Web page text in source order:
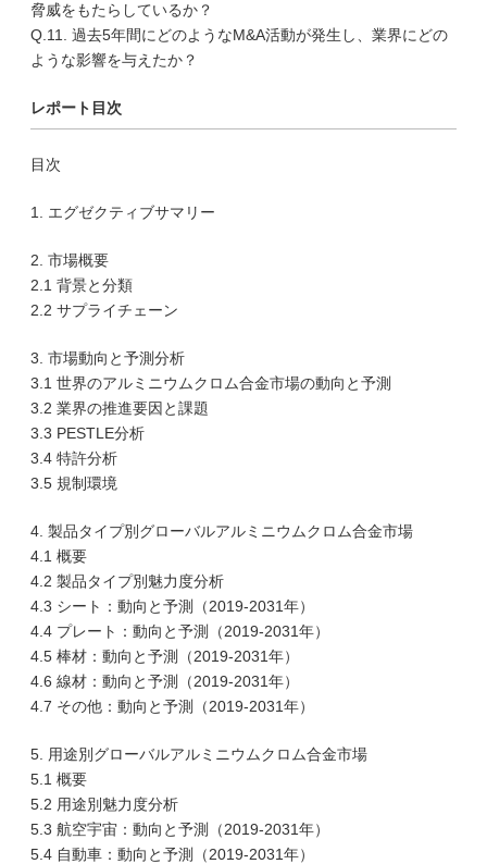
脅威をもたらしているか？
Q.11. 過去5年間にどのようなM&A活動が発生し、業界にどの
ような影響を与えたか？
レポート目次
目次
1. エグゼクティブサマリー
2. 市場概要
2.1 背景と分類
2.2 サプライチェーン
3. 市場動向と予測分析
3.1 世界のアルミニウムクロム合金市場の動向と予測
3.2 業界の推進要因と課題
3.3 PESTLE分析
3.4 特許分析
3.5 規制環境
4. 製品タイプ別グローバルアルミニウムクロム合金市場
4.1 概要
4.2 製品タイプ別魅力度分析
4.3 シート：動向と予測（2019-2031年）
4.4 プレート：動向と予測（2019-2031年）
4.5 棒材：動向と予測（2019-2031年）
4.6 線材：動向と予測（2019-2031年）
4.7 その他：動向と予測（2019-2031年）
5. 用途別グローバルアルミニウムクロム合金市場
5.1 概要
5.2 用途別魅力度分析
5.3 航空宇宙：動向と予測（2019-2031年）
5.4 自動車：動向と予測（2019-2031年）